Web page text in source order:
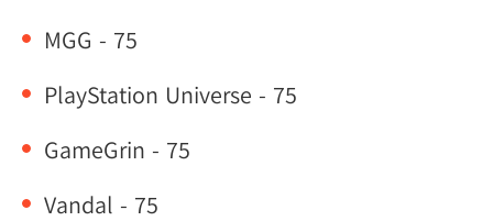
MGG - 75
PlayStation Universe - 75
GameGrin - 75
Vandal - 75